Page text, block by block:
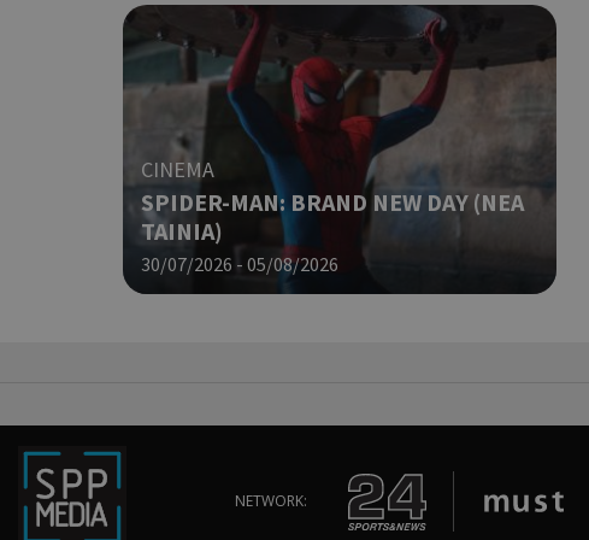
CINEMA
SPIDER-MAN: BRAND NEW DAY (ΝΕΑ
ΤΑΙΝΙΑ)
30/07/2026 - 05/08/2026
NETWORK:
LangCookie
PHPSESSID